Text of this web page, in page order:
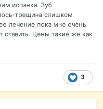
испанка. Зуб
трещина слишком
лечение пока мне очень
ставить. Цены такие же как
3